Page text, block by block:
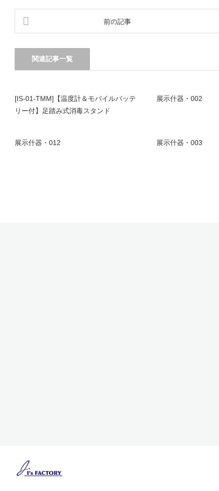
前の記事
関連記事一覧
[IS-01-TMM]【温度計＆モバイルバッテ
リー付】足踏み式消毒スタンド
展示什器・002
展示什器・012 展示什器・003